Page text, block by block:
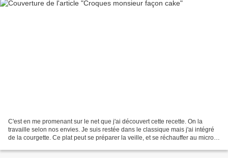
C'est en me promenant sur le net que j'ai découvert cette recette. On la
travaille selon nos envies. Je suis restée dans le classique mais j'ai intégré
de la courgette. Ce plat peut se préparer la veille, et se réchauffer au micro-